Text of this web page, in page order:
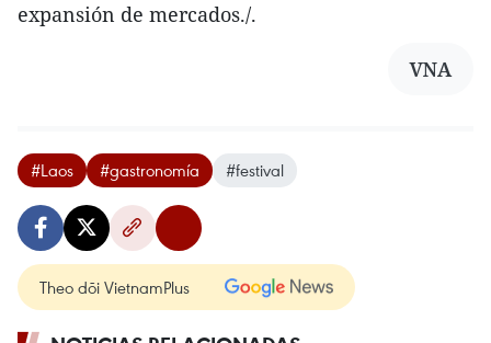
expansión de mercados./.
VNA
#Laos #gastronomía #festival
Theo dõi VietnamPlus